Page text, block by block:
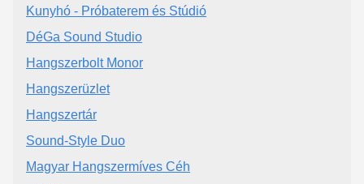
Kunyhó - Próbaterem és Stúdió
DéGa Sound Studio
Hangszerbolt Monor
Hangszerüzlet
Hangszertár
Sound-Style Duo
Magyar Hangszermíves Céh